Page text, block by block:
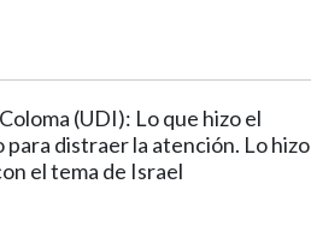
(UDI): Lo que hizo el
distraer la atención. Lo hizo
el tema de Israel